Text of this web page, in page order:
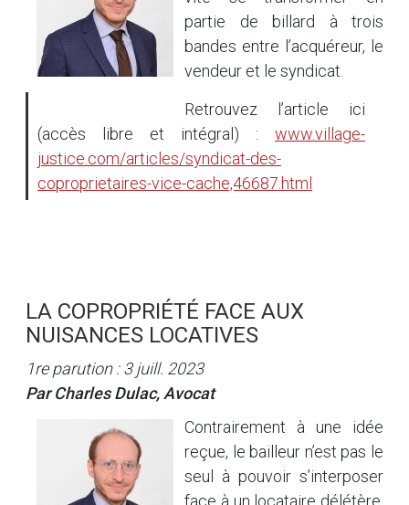
partie de billard à trois
bandes entre l’acquéreur, le
vendeur et le syndicat.
Retrouvez l’article ici
(accès libre et intégral) : www.village-
justice.com/articles/syndicat-des-
coproprietaires-vice-cache,46687.html
LA COPROPRIÉTÉ FACE AUX
NUISANCES LOCATIVES
1re parution : 3 juill. 2023
Par Charles Dulac, Avocat
Contrairement à une idée
reçue, le bailleur n’est pas le
seul à pouvoir s’interposer
face à un locataire délétère,